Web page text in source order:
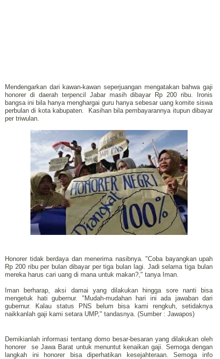
Mendengarkan dari kawan-kawan seperjuangan mengatakan bahwa gaji
honorer di daerah terpencil Jabar masih dibayar Rp 200 ribu. Ironis
bangsa ini bila hanya menghargai guru hanya sebesar uang komite siswa
perbulan di kota kabupaten. Kasihan bila pembayarannya itupun dibayar
per triwulan.
Honorer tidak berdaya dan menerima nasibnya. "Coba bayangkan upah
Rp 200 ribu per bulan dibayar per tiga bulan lagi.‎ Jadi selama tiga bulan
mereka harus cari uang di mana untuk makan?," tanya Iman.
‎Iman berharap, aksi damai yang dilakukan hingga sore nanti bisa
mengetuk hati gubernur. "Mudah-mudahan hari ini ada jawaban dari
gubernur. Kalau status PNS belum bisa kami rengkuh, setidaknya
naikkanlah gaji kami setara UMP," tandasnya. (Sumber : Jawapos)
Demikianlah informasi tentang domo besar-besaran yang dilakukan oleh
honorer se Jawa Barat untuk menuntut kenaikan gaji. Semoga dengan
langkah ini honorer bisa diperhatikan kesejahteraan. Semoga info